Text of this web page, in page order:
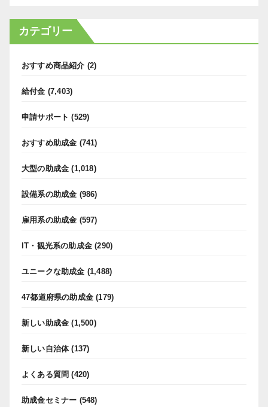
カテゴリー
おすすめ商品紹介 (2)
給付金 (7,403)
申請サポート (529)
おすすめ助成金 (741)
大型の助成金 (1,018)
設備系の助成金 (986)
雇用系の助成金 (597)
IT・観光系の助成金 (290)
ユニークな助成金 (1,488)
47都道府県の助成金 (179)
新しい助成金 (1,500)
新しい自治体(137)
よくある質問 (420)
助成金セミナー (548)